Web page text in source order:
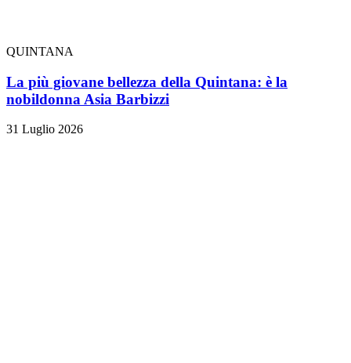
QUINTANA
La più giovane bellezza della Quintana: è la
nobildonna Asia Barbizzi
31 Luglio 2026